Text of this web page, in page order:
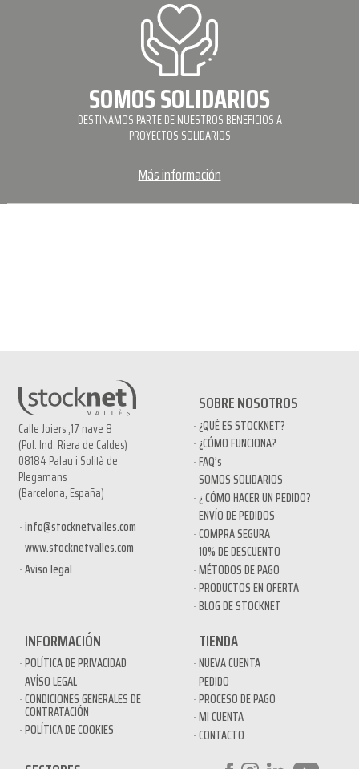
SOMOS SOLIDARIOS
DESTINAMOS PARTE DE NUESTROS BENEFICIOS A
PROYECTOS SOLIDARIOS
Más información
Calle Joiers ,17 nave 8
(Pol. Ind. Riera de Caldes)
08184 Palau i Solità de
Plegamans
(Barcelona, España)
info@stocknetvalles.com
www.stocknetvalles.com
Aviso legal
SOBRE NOSOTROS
¿QUÉ ES STOCKNET?
¿CÓMO FUNCIONA?
FAQ’s
SOMOS SOLIDARIOS
¿ CÓMO HACER UN PEDIDO?
ENVÍO DE PEDIDOS
COMPRA SEGURA
10% DE DESCUENTO
MÉTODOS DE PAGO
PRODUCTOS EN OFERTA
BLOG DE STOCKNET
INFORMACIÓN
POLÍTICA DE PRIVACIDAD
AVÍSO LEGAL
CONDICIONES GENERALES DE
CONTRATACIÓN
POLÍTICA DE COOKIES
TIENDA
NUEVA CUENTA
PEDIDO
PROCESO DE PAGO
MI CUENTA
CONTACTO